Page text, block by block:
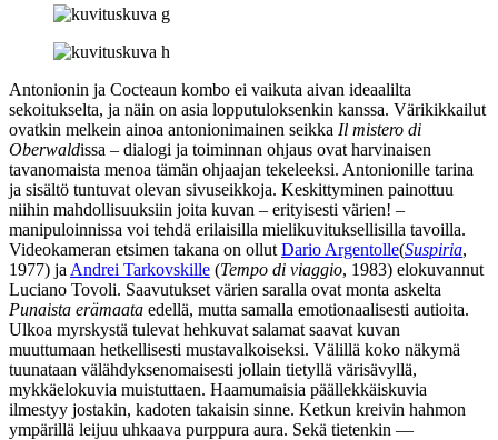
Antonionin ja Cocteaun kombo ei vaikuta aivan ideaalilta
sekoitukselta, ja näin on asia lopputuloksenkin kanssa. Värikikkailut
ovatkin melkein ainoa antonionimainen seikka Il mistero di
Oberwaldissa – dialogi ja toiminnan ohjaus ovat harvinaisen
tavanomaista menoa tämän ohjaajan tekeleeksi. Antonionille tarina
ja sisältö tuntuvat olevan sivuseikkoja. Keskittyminen painottuu
niihin mahdollisuuksiin joita kuvan – erityisesti värien! –
manipuloinnissa voi tehdä erilaisilla mielikuvituksellisilla tavoilla.
Videokameran etsimen takana on ollut Dario Argentolle(Suspiria,
1977) ja Andrei Tarkovskille (Tempo di viaggio, 1983) elokuvannut
Luciano Tovoli. Saavutukset värien saralla ovat monta askelta
Punaista erämaata edellä, mutta samalla emotionaalisesti autioita.
Ulkoa myrskystä tulevat hehkuvat salamat saavat kuvan
muuttumaan hetkellisesti mustavalkoiseksi. Välillä koko näkymä
tuunataan välähdyksenomaisesti jollain tietyllä värisävyllä,
mykkäelokuvia muistuttaen. Haamumaisia päällekkäiskuvia
ilmestyy jostakin, kadoten takaisin sinne. Ketkun kreivin hahmon
ympärillä leijuu uhkaava purppura aura. Sekä tietenkin —